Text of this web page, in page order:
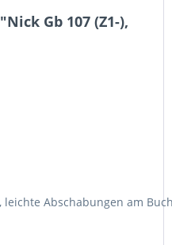
Gb 107 (Z1-),
Abschabungen am